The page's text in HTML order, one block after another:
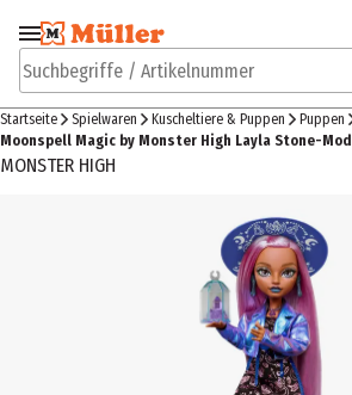
Zur Navigation
springen
Zum
Suchbegriffe / Artikelnummer
Startseite Spielwaren Kuscheltiere & Puppen Puppen
Moonspell Magic by Monster High Layla Stone-
MONSTER HIGH